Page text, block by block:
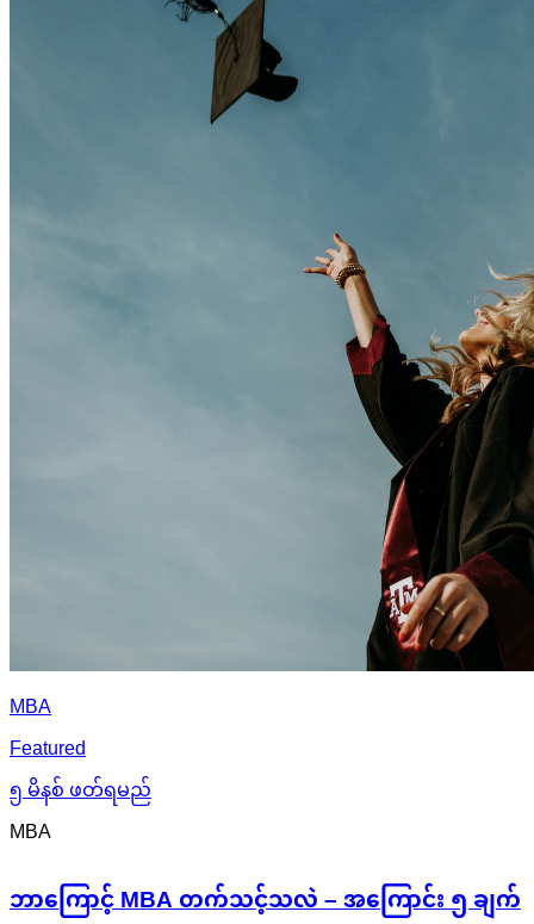
MBA
Featured
၅ မိနစ် ဖတ်ရမည်
MBA
ဘာကြောင့် MBA တက်သင့်သလဲ – အကြောင်း ၅ ချက်